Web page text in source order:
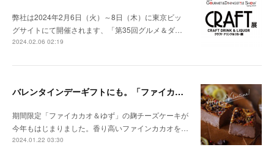
弊社は2024年2月6日（火）～8日（木）に東京ビッ
グサイトにて開催されます、「第35回グルメ＆ダ…
2024.02.06 02:19
バレンタインデーギフトにも。「ファイカカオ＆ゆず」の麹チーズケーキが今年も始まりました。
期間限定「ファイカカオ＆ゆず」の麹チーズケーキが
今年もはじまりました。香り高いファインカカオを…
2024.01.22 03:30